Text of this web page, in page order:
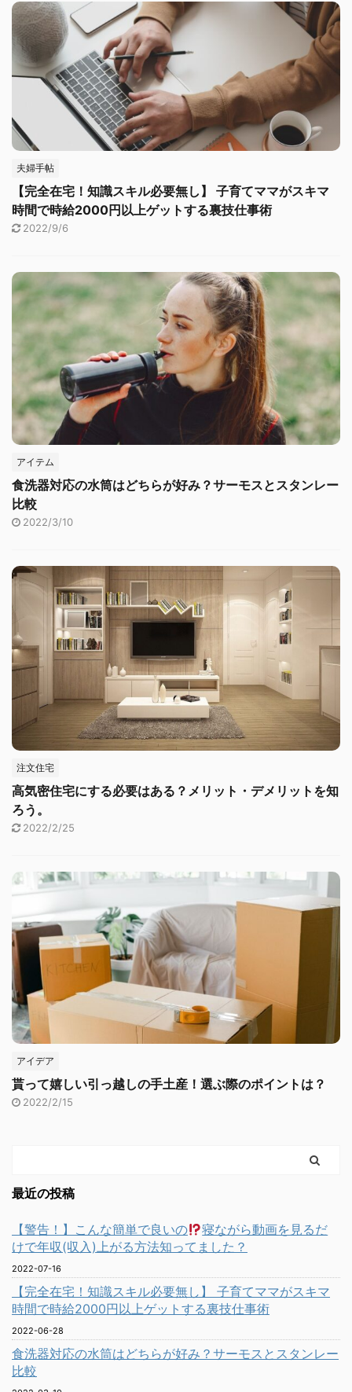
夫婦手帖
【完全在宅！知識スキル必要無し】 子育てママがスキマ
時間で時給2000円以上ゲットする裏技仕事術
2022/9/6
アイテム
食洗器対応の水筒はどちらが好み？サーモスとスタンレー
比較
2022/3/10
注文住宅
高気密住宅にする必要はある？メリット・デメリットを知
ろう。
2022/2/25
アイデア
貰って嬉しい引っ越しの手土産！選ぶ際のポイントは？
2022/2/15
最近の投稿
【警告！】こんな簡単で良いの
寝ながら動画を見るだ
けで年収(収入)上がる方法知ってました？
2022-07-16
【完全在宅！知識スキル必要無し】 子育てママがスキマ
時間で時給2000円以上ゲットする裏技仕事術
2022-06-28
食洗器対応の水筒はどちらが好み？サーモスとスタンレー
比較